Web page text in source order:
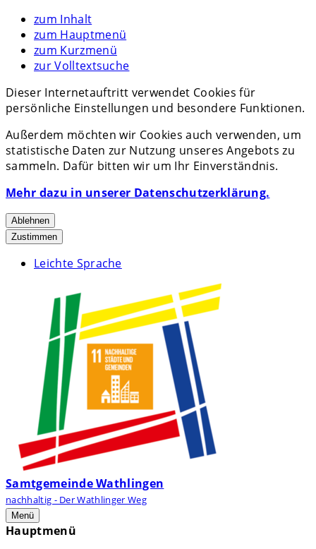
zum Inhalt
zum Hauptmenü
zum Kurzmenü
zur Volltextsuche
Dieser Internetauftritt verwendet Cookies für
persönliche Einstellungen und besondere Funktionen.
Außerdem möchten wir Cookies auch verwenden, um
statistische Daten zur Nutzung unseres Angebots zu
sammeln. Dafür bitten wir um Ihr Einverständnis.
Mehr dazu in unserer Datenschutzerklärung.
Ablehnen
Zustimmen
Leichte Sprache
Samtgemeinde Wathlingen
nachhaltig - Der Wathlinger Weg
Menü
Hauptmenü